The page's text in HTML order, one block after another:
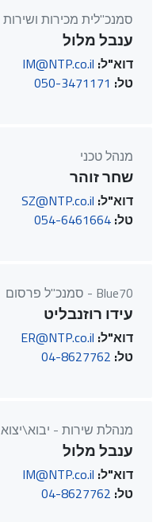
סמנכ"לית מכירות ושירות
ענבל מלול
דוא"ל: IM@NTP.co.il
טל: 050-3471171
מנהל טכני
שחר זוהר
דוא"ל: SZ@NTP.co.il
טל: 054-6461664
Blue70 - סמנכ"ל פרסום
עידו רוזנבליט
דוא"ל: ER@NTP.co.il
טל: 04-8627762
מנהלת שירות - יבוא\יצוא
ענבל מלול
דוא"ל: IM@NTP.co.il
טל: 04-8627762